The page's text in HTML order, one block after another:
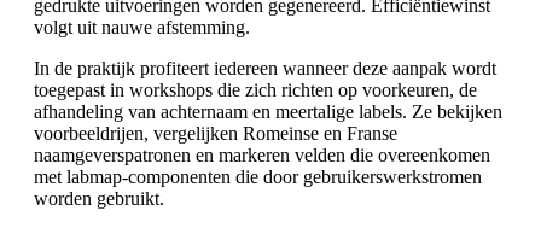
gedrukte uitvoeringen worden gegenereerd. Efficiëntiewinst
volgt uit nauwe afstemming.
In de praktijk profiteert iedereen wanneer deze aanpak wordt
toegepast in workshops die zich richten op voorkeuren, de
afhandeling van achternaam en meertalige labels. Ze bekijken
voorbeeldrijen, vergelijken Romeinse en Franse
naamgeverspatronen en markeren velden die overeenkomen
met labmap-componenten die door gebruikerswerkstromen
worden gebruikt.